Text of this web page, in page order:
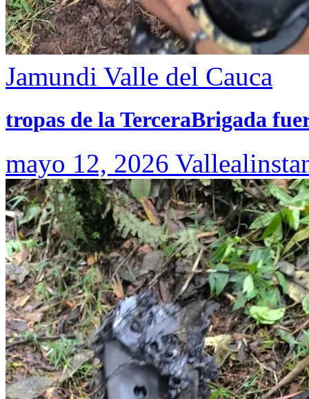
Jamundi Valle del Cauca
tropas de la TerceraBrigada
mayo 12, 2026